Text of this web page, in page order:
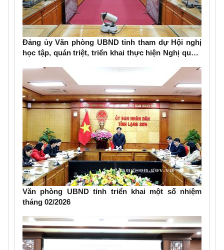
Đảng ủy Văn phòng UBND tỉnh tham dự Hội nghị
học tập, quán triệt, triển khai thực hiện Nghị quyết
Văn phòng UBND tỉnh triển khai một số nhiệm
tháng 02/2026